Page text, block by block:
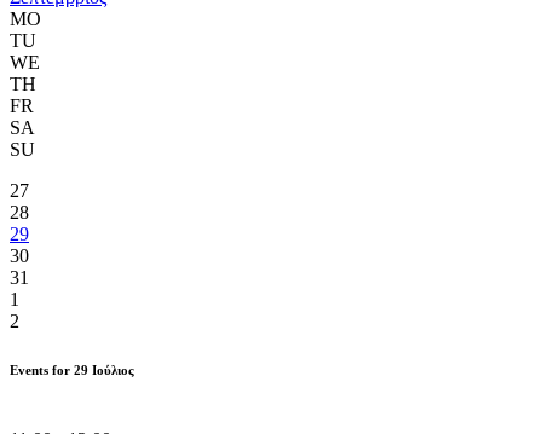
MO
TU
WE
TH
FR
SA
SU
27
28
29
30
31
1
2
Events for 29 Ιούλιος